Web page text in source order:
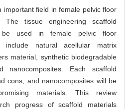
important field in female pelvic floor
The tissue engineering scaffold
be used in female pelvic floor
include natural acellular matrix
material, synthetic biodegradable
nanocomposites. Each scaffold
cons, and nanocomposites will be
materials. This review
progress of scaffold materials